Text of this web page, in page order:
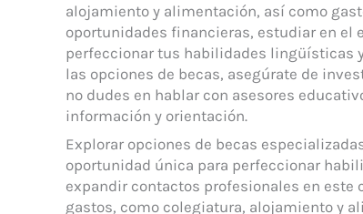
alojamiento y alimentación, así como
oportunidades financieras, estudiar en
perfeccionar tus habilidades lingüísticas
las opciones de becas, asegúrate de
no dudes en hablar con asesores
información y orientación.
Explorar opciones de becas
oportunidad única para perfeccionar
expandir contactos profesionales en
gastos, como colegiatura, alojamiento y